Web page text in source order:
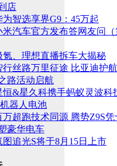
店
为智选享界G9：45万起
米汽车官方发布答网友问（
氪、理想直播拆车大揭秘
行丝路万里征途 比亚迪护
路活动启航
恒&星久科携手蚂蚁灵波科
器人电池
万超跑技术同源 腾势Z9S
豪华电车
图追光S将于8月15日上市